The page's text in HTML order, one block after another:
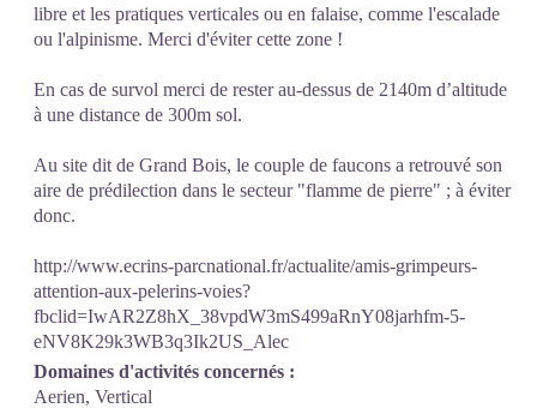
libre et les pratiques verticales ou en falaise, comme l'escalade
ou l'alpinisme. Merci d'éviter cette zone !
En cas de survol merci de rester au-dessus de 2140m d’altitude
à une distance de 300m sol.
Au site dit de Grand Bois, le couple de faucons a retrouvé son
aire de prédilection dans le secteur "flamme de pierre" ; à éviter
donc.
http://www.ecrins-parcnational.fr/actualite/amis-grimpeurs-
attention-aux-pelerins-voies?
fbclid=IwAR2Z8hX_38vpdW3mS499aRnY08jarhfm-5-
eNV8K29k3WB3q3Ik2US_Alec
Domaines d'activités concernés :
Aerien, Vertical